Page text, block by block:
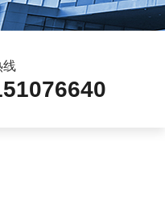
线